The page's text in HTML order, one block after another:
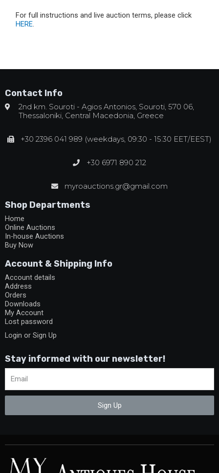
For full instructions and live auction terms, please click
HERE.
Contact Info
2nd km. Souroti - Agios Antonios, Souroti, 570 06,
Thessaloniki, Central Macedonia, Greece
+30 2396 041 989 (weekdays, 09:30 - 15:30 EET/EEST)
+30 6971 890 212
myroauctions.gr@gmail.com
Shop Departments
Home
Online Auctions
In-house Auctions
Buy Now
Account & Shipping Info
Account details
Address
Orders
Downloads
My Account
Lost password
Login or Sign Up
Stay informed with our newsletter!
Sign Up